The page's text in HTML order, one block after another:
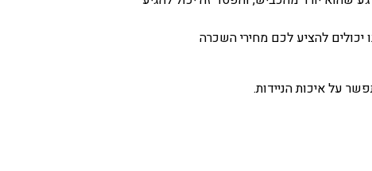
יכולים להציע לכם מחירי השכרה
על איכות הניידות.